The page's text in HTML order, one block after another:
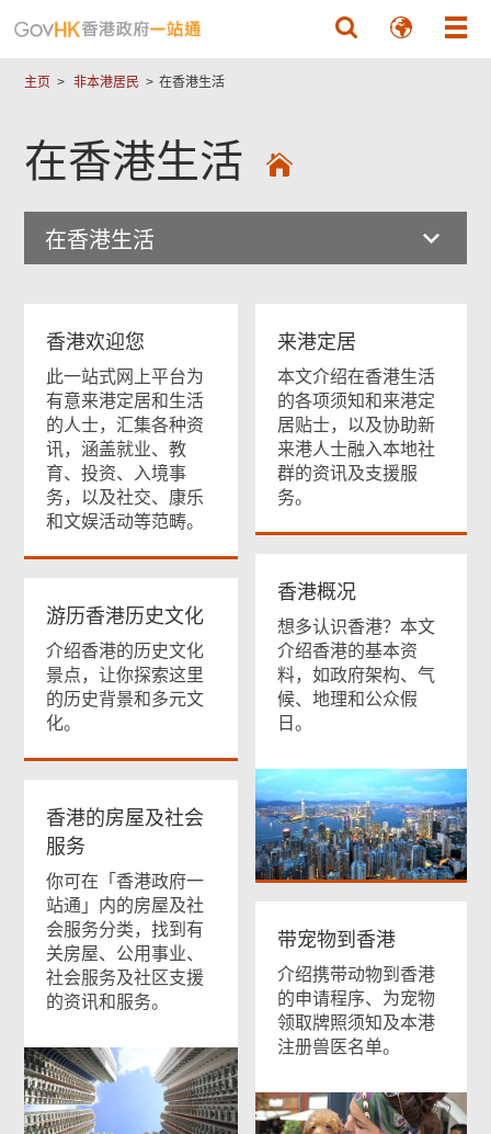
主页 非本港居民 在香港生活
在香港生活
在香港生活
香港欢迎您
此一站式网上平台为
有意来港定居和生活
的人士，汇集各种资
讯，涵盖就业、教
育、投资、入境事
务，以及社交、康乐
和文娱活动等范畴。
来港定居
本文介绍在香港生活
的各项须知和来港定
居贴士，以及协助新
来港人士融入本地社
群的资讯及支援服
务。
香港概况
想多认识香港？本文
介绍香港的基本资
料，如政府架构、气
候、地理和公众假
日。
游历香港历史文化
介绍香港的历史文化
景点，让你探索这里
的历史背景和多元文
化。
香港的房屋及社会
服务
你可在「香港政府一
站通」内的房屋及社
会服务分类，找到有
关房屋、公用事业、
社会服务及社区支援
的资讯和服务。
带宠物到香港
介绍携带动物到香港
的申请程序、为宠物
领取牌照须知及本港
注册兽医名单。